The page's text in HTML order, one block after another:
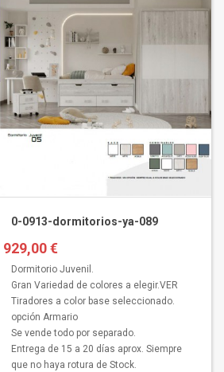
0-0913-dormitorios-ya-089
929,00 €
Dormitorio Juvenil.
Gran Variedad de colores a elegir.VER
Tiradores a color base seleccionado.
opción Armario
Se vende todo por separado.
Entrega de 15 a 20 días aprox. Siempre
que no haya rotura de Stock.